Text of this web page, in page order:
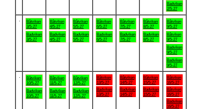
Badviken
2/5-27
Båtviken
3/5-27
Badviken
3/5-27
Båtviken
4/5-27
Badviken
4/5-27
Båtviken
5/5-27
Badviken
5/5-27
Båtviken
6/5-27
Badviken
6/5-27
Båtviken
7/5-27
Badviken
7/5-27
Båtviken
8/5-27
Badviken
8/5-27
Båtviken
9/5-27
Båtviken
9/5-27
Badviken
9/5-27
Badviken
9/5-27
Båtviken
10/5-27
Badviken
10/5-27
Båtviken
11/5-27
Badviken
11/5-27
Båtviken
12/5-27
Badviken
12/5-27
Båtviken
13/5-27
Badviken
13/5-27
Båtviken
14/5-27
Badviken
14/5-27
Båtviken
15/5-27
Badviken
15/5-27
Båtviken
16/5-27
Båtviken
16/5-27
Badviken
16/5-27